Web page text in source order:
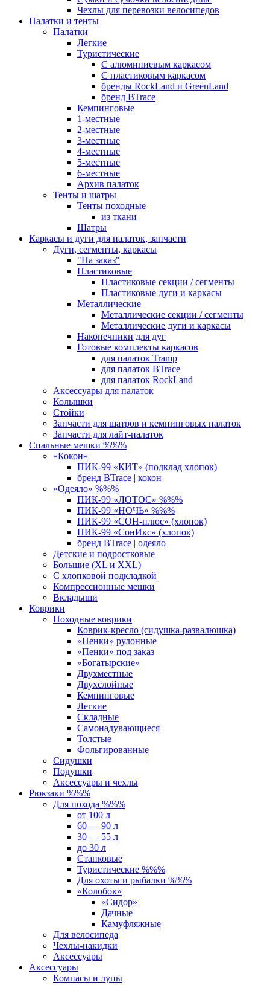
Чехлы для перевозки велосипедов
Палатки и тенты
Палатки
Легкие
Туристические
С алюминиевым каркасом
С пластиковым каркасом
бренды RockLand и GreenLand
бренд BTrace
Кемпинговые
1-местные
2-местные
3-местные
4-местные
5-местные
6-местные
Архив палаток
Тенты и шатры
Тенты походные
из ткани
Шатры
Каркасы и дуги для палаток, запчасти
Дуги, сегменты, каркасы
"На заказ"
Пластиковые
Пластиковые секции / сегменты
Пластиковые дуги и каркасы
Металлические
Металлические секции / сегменты
Металлические дуги и каркасы
Наконечники для дуг
Готовые комплекты каркасов
для палаток Tramp
для палаток BTrace
для палаток RockLand
Аксессуары для палаток
Колышки
Стойки
Запчасти для шатров и кемпинговых палаток
Запчасти для лайт-палаток
Спальные мешки %%%
«Кокон»
ПИК-99 «КИТ» (подклад хлопок)
бренд BTrace | кокон
«Одеяло» %%%
ПИК-99 «ЛОТОС» %%%
ПИК-99 «НОЧЬ» %%%
ПИК-99 «СОН-плюс» (хлопок)
ПИК-99 «СонИкс» (хлопок)
бренд BTrace | одеяло
Детские и подростковые
Большие (XL и XXL)
С хлопковой подкладкой
Компрессионные мешки
Вкладыши
Коврики
Походные коврики
Коврик-кресло (сидушка-развалюшка)
«Пенки» рулонные
«Пенки» под заказ
«Богатырские»
Двухместные
Двухслойные
Кемпинговые
Легкие
Складные
Самонадувающиеся
Толстые
Фольгированные
Сидушки
Подушки
Аксессуары и чехлы
Рюкзаки %%%
Для похода %%%
от 100 л
60 — 90 л
30 — 55 л
до 30 л
Станковые
Туристические %%%
Для охоты и рыбалки %%%
«Колобок»
«Сидор»
Дачные
Камуфляжные
Для велосипеда
Чехлы-накидки
Аксессуары
Аксессуары
Компасы и лупы